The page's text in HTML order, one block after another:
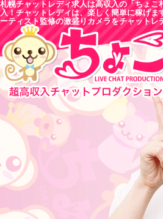
札幌チャットレディ求人は高収入の「ちょこ
入！チャットレディは、楽しく簡単に稼げま
ーティスト監修の激盛りカメラをチャットレ